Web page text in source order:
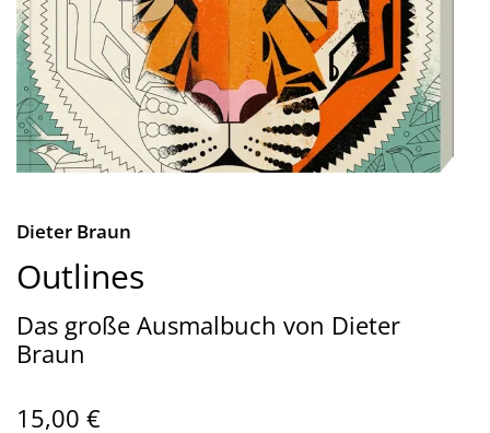
Dieter Braun
Outlines
Das große Ausmalbuch von Dieter
Braun
15,00 €